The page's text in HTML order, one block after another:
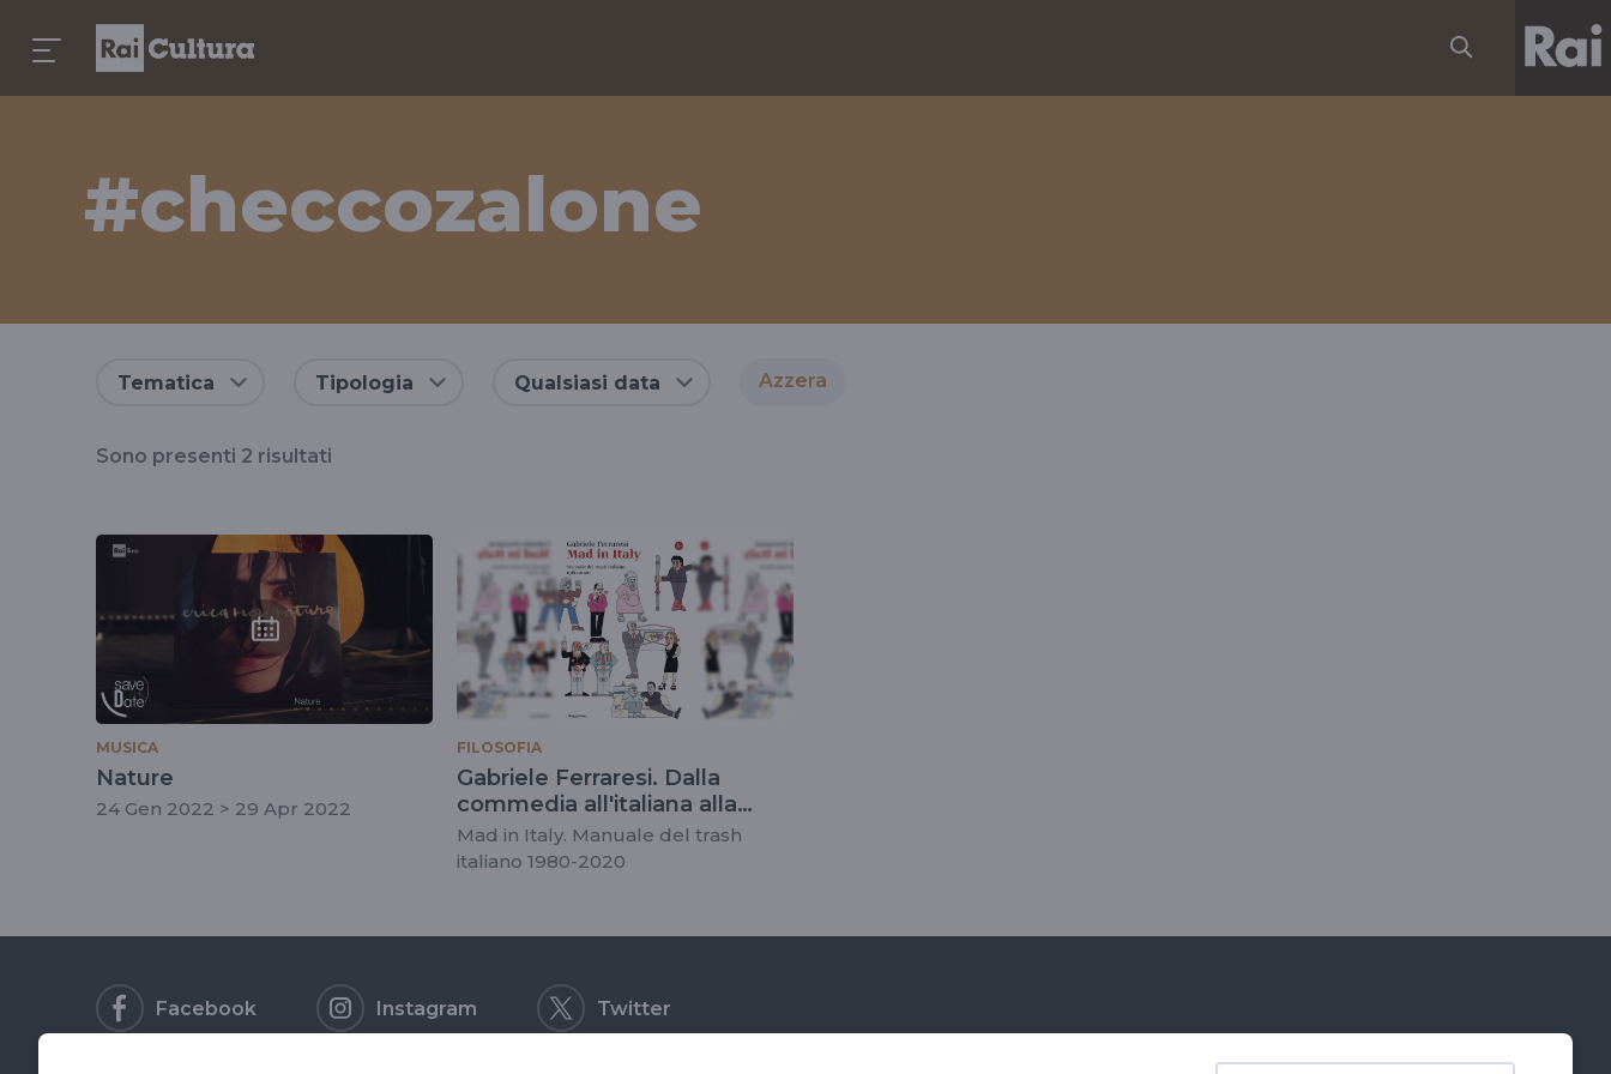
#checcozalone
tag
#checcozalone
Tematica Tipologia Qualsiasi data Azzera
Sono presenti 2 risultati
MUSICA
Nature
24 Gen 2022 > 29 Apr 2022
FILOSOFIA
Gabriele Ferraresi. Dalla
commedia all'italiana alla
commedia italiana
Mad in Italy. Manuale del trash
italiano 1980-2020
Facebook Instagram Twitter